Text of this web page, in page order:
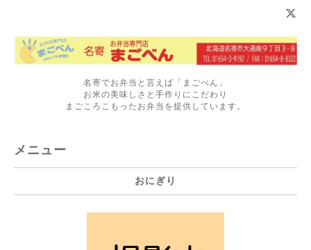
名寄でお弁当と言えば「まごべん」
お米の美味しさと手作りにこだわり
まごころこもったお弁当を提供しています。
メニュー
おにぎり